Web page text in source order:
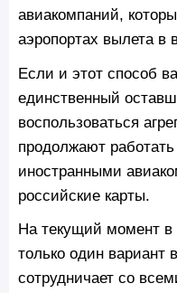
авиакомпаний,
аэропортах вылета в
Если и этот способ
единственный
воспользоваться
продолжают
иностранными
российские карты.
На текущий момент в
только один вариант
сотрудничает со